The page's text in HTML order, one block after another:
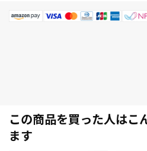
この商品を買った人はこ
ます